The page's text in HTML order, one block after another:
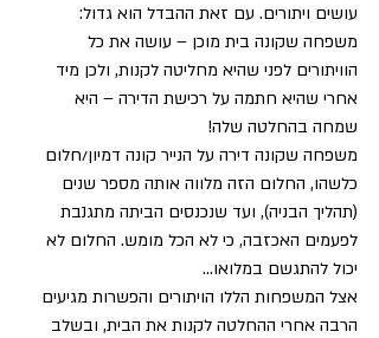
עושים ויתורים. עם זאת ההבדל הוא גדול:
משפחה שקונה בית מוכן – עושה את כל
הוויתורים לפני שהיא מחליטה לקנות, ולכן מיד
אחרי שהיא חתמה על רכישת הדירה – היא
שמחה בהחלטה שלה!
משפחה שקונה דירה על הנייר קונה דמיון/חלום
כלשהו, החלום הזה מלווה אותה מספר שנים
(תהליך הבניה), ועד שנכנסים הביתה מתגנבת
לפעמים האכזבה, כי לא הכל מומש. החלום לא
יכול להתגשם במלואו…
אצל המשפחות הללו הויתורים והפשרות מגיעים
הרבה אחרי ההחלטה לקנות את הבית, ובשלב